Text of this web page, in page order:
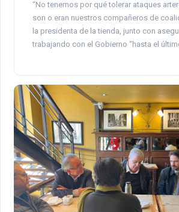
“No tenemos por qué tolerar ataques
son o eran nuestros compañeros de
la presidenta de la tienda, junto con
trabajando con el Gobierno “hasta el